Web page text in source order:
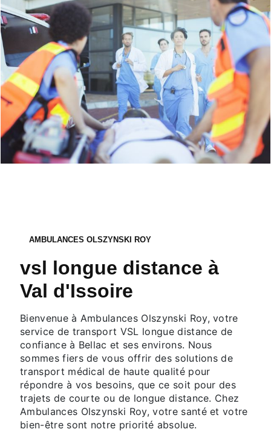
AMBULANCES OLSZYNSKI ROY
vsl longue distance à
Val d'Issoire
Bienvenue à Ambulances Olszynski Roy, votre
service de transport VSL longue distance de
confiance à Bellac et ses environs. Nous
sommes fiers de vous offrir des solutions de
transport médical de haute qualité pour
répondre à vos besoins, que ce soit pour des
trajets de courte ou de longue distance. Chez
Ambulances Olszynski Roy, votre santé et votre
bien-être sont notre priorité absolue.